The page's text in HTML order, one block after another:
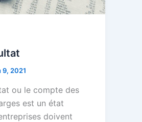
9, 2021
ou le compte des
est un état
doivent